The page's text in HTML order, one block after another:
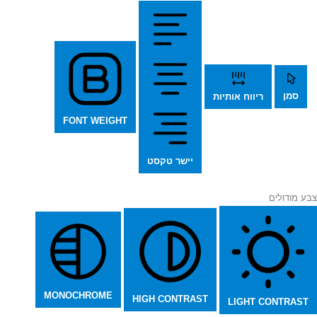
סמן ריווח אותיות
יישר טקסט
FONT WEIGHT
צבע מודולים
LIGHT CONTRAST
HIGH CONTRAST
MONOCHROME